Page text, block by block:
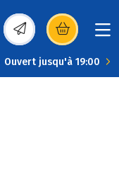
(s’ouvre dans une
Ouvert jusqu'à 19:00